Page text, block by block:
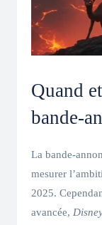
Quand
bande-
La bande-
mesurer
2025.
avancée,